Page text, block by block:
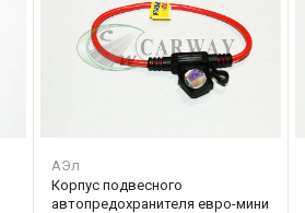
АЭл
Корпус подвесного
автопредохранителя евро-мини